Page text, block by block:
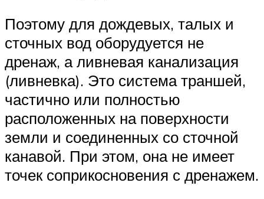
Поэтому для дождевых, талых и
сточных вод оборудуется не
дренаж, а ливневая канализация
(ливневка). Это система траншей,
частично или полностью
расположенных на поверхности
земли и соединенных со сточной
канавой. При этом, она не имеет
точек соприкосновения с дренажем.